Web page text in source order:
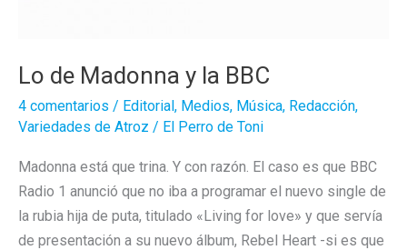
Lo de Madonna y la BBC
4 comentarios / Editorial, Medios, Música, Redacción,
Variedades de Atroz / El Perro de Toni
Madonna está que trina. Y con razón. El caso es que BBC
Radio 1 anunció que no iba a programar el nuevo single de
la rubia hija de puta, titulado «Living for love» y que servía
de presentación a su nuevo álbum, Rebel Heart -si es que